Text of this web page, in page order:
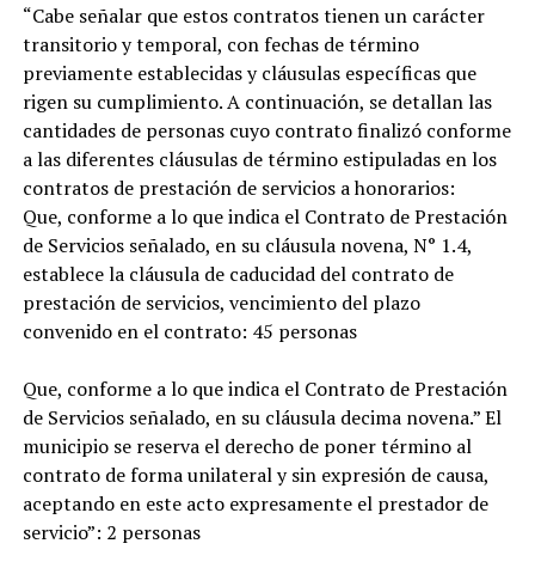
“Cabe señalar que estos contratos tienen un carácter
transitorio y temporal, con fechas de término
previamente establecidas y cláusulas específicas que
rigen su cumplimiento. A continuación, se detallan las
cantidades de personas cuyo contrato finalizó conforme
a las diferentes cláusulas de término estipuladas en los
contratos de prestación de servicios a honorarios:
Que, conforme a lo que indica el Contrato de Prestación
de Servicios señalado, en su cláusula novena, N° 1.4,
establece la cláusula de caducidad del contrato de
prestación de servicios, vencimiento del plazo
convenido en el contrato: 45 personas
Que, conforme a lo que indica el Contrato de Prestación
de Servicios señalado, en su cláusula decima novena.” El
municipio se reserva el derecho de poner término al
contrato de forma unilateral y sin expresión de causa,
aceptando en este acto expresamente el prestador de
servicio”: 2 personas